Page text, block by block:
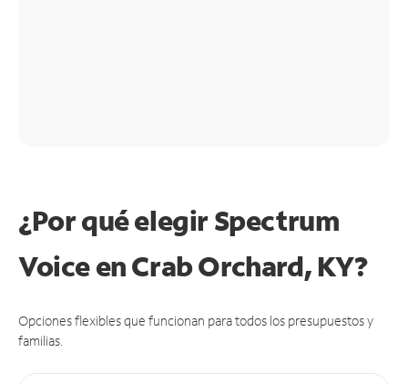
¿Por qué elegir Spectrum
Voice en Crab Orchard, KY?
Opciones flexibles que funcionan para todos los presupuestos y
familias.